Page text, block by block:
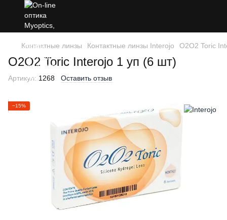
Контактные линзы Контактные линзы Interojo O2O2 Toric
O2O2 Toric Interojo 1 уп (6 шт)
Артикул: 1268 Оставить отзыв
−15%